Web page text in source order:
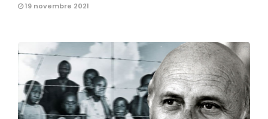
19 novembre 2021